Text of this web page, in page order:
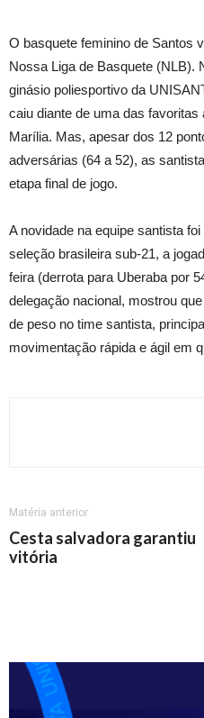
O basquete feminino de Santos
Nossa Liga de Basquete (NLB).
ginásio poliesportivo da
caiu diante de uma das
Marília. Mas, apesar dos 12
adversárias (64 a 52), as
etapa final de jogo.
A novidade na equipe santista
seleção brasileira sub-21, a
feira (derrota para Uberaba por
delegação nacional, mostrou
de peso no time santista,
movimentação rápida e ágil em
Matéria anterior
Cesta salvadora garantiu
vitória